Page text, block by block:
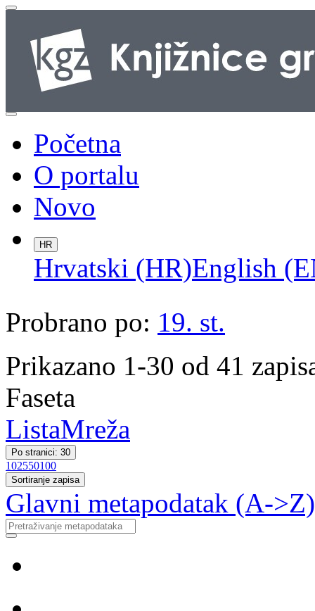
Početna
O portalu
Novo
HR
Hrvatski (HR)English
Probrano po: 19. st.
Prikazano 1-30 od 41
Faseta
ListaMreža
Po stranici: 30
102550100
Sortiranje zapisa
Glavni metapodatak (A->Z)